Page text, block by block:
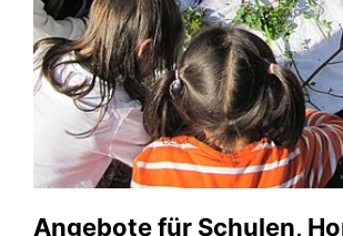
Angebote für Schulen,